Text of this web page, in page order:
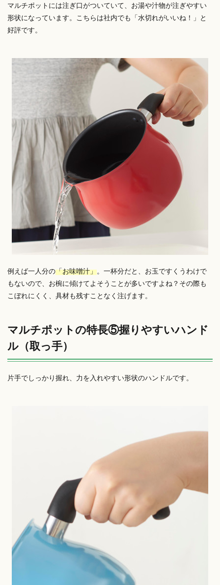
マルチポットには注ぎ口がついていて、お湯や汁物が注ぎやすい
形状になっています。こちらは社内でも「水切れがいいね！」と
好評です。
例えば一人分の「お味噌汁」。一杯分だと、お玉ですくうわけで
もないので、お椀に傾けてよそうことが多いですよね？その際も
こぼれにくく、具材も残すことなく注げます。
マルチポットの特長⑤握りやすいハンド
ル（取っ手）
片手でしっかり握れ、力を入れやすい形状のハンドルです。